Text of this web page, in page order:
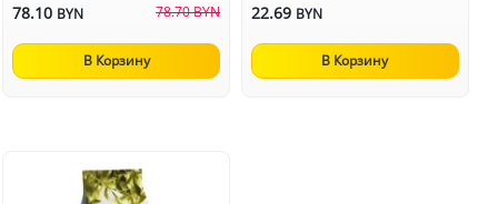
78.10 BYN 78.70 BYN
В Корзину
22.69 BYN
В Корзину